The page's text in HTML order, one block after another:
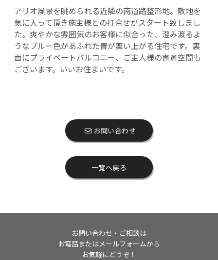
アリオ風景を眺められる近隣の南道路整形地。敷地を
気に入って頂き施主様との打合せがスタート致しまし
た。爽やかな雰囲気のお客様に似合った、澄み渡るよ
うなブルー色があふれた青が舞い上がる住宅です。裏
面にプライベートバルコニー、ご主人様の書斎空間も
ございます。いいお住まいです。
お問い合わせ
一覧へ戻る
お問い合わせ・ご相談は
お電話またはメールフォームから
お気軽にどうぞ！